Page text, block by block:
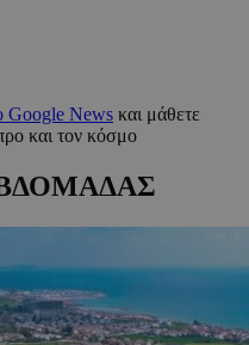
Google News και μάθετε
και τον κόσμο